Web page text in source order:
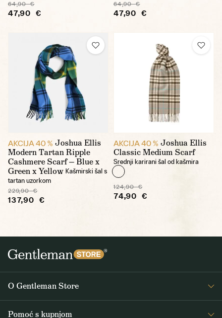
64,90 €
47,90 €
64,90 €
47,90 €
AKCIJA 40 % Joshua Ellis
Modern Tartan Ripple
Cashmere Scarf — Blue x
Green x Yellow Kašmirski šal s
tartan uzorkom
229,90 €
137,90 €
AKCIJA 40 % Joshua Ellis
Classic Medium Scarf
Srednji karirani šal od kašmira
124,90 €
74,90 €
O Gentleman Store
Pomoć s kupnjom